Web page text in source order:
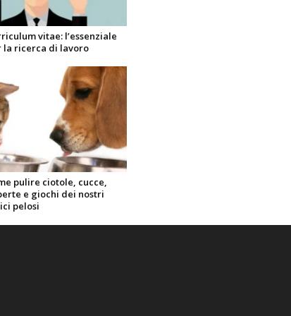
vitae: l’essenziale
la ricerca di lavoro
pulire ciotole, cucce,
e giochi dei nostri
pelosi